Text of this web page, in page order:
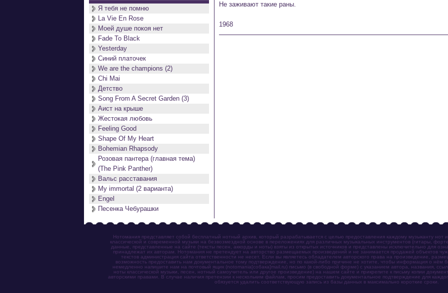
Не заживают такие раны.
1968
Я тебя не помню
La Vie En Rose
Моей душе покоя нет
Fade To Black
Yesterday
Синий платочек
We are the champions (2)
Chi Mai
Детство
Song From A Secret Garden (3)
Аист на крыше
Жестокая любовь
Feeling Good
Shape Of My Heart
Bohemian Rhapsody
Розовая пантера (главная тема)
(The Pink Panther)
Вальс расставания
My immortal (2 варианта)
Engel
Песенка Чебурашки
Нотомания представляет собой бесплатный нотный архив, который разрабатывается с целью предоставления каждому музыканту нот
классической и современной музыки на безвозмездной основе в переложениях для различных музыкальных инструментов (гитары,
данные, представленные на сайте (тексты песен, аккорды и ноты) взяты из открытых источников и представлены исключительно для
принадлежат их авторам. Нотомания не претендует на авторство размещаемых произведений и не занимается продажей объектов
текстов администрация сайта ответственности не несет. Если вы являетесь обладателем авторского права на произведение,
возможность предоставить нам документальное тому подтверждение, но по какой-либо причине не хотите, чтобы информация о нём
немедленно напишите нам на почтовый ящик (notomania[собака]mail.ru) письмо (в свободной форме) с указанием автора, названия,
ноты классической музыки, песен, нотный самоучитель или другое произведение) на нашем сайте и прикрепите к письму копии
авторскими правами. В случае наличия претензии к нескольким файлам, просим предоставить документальное подтверждение для
обязуется удалить соответствующую запись из базы данных в максимально короткие сроки.